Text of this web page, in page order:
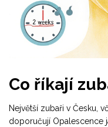
Co říkají
Největší zubaři v Česku,
doporučují Opalescence